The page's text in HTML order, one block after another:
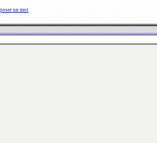
un mot